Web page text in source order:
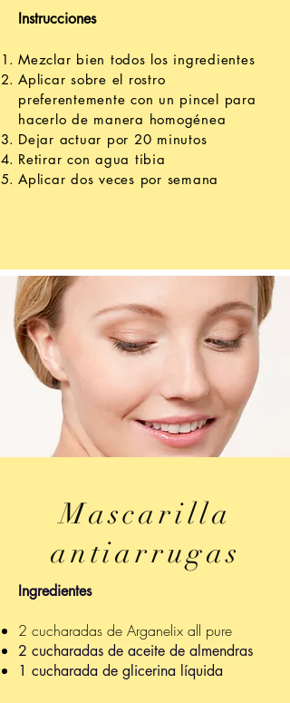
Instrucciones
Mezclar bien todos los ingredientes
Aplicar sobre el rostro
preferentemente con un pincel para
hacerlo de manera homogénea
Dejar actuar por 20 minutos
Retirar con agua tibia
Aplicar dos veces por semana
Mascarilla
antiarrugas
Ingredientes
2 cucharadas de Arganelix all pure
2 cucharadas de aceite de almendras
1 cucharada de glicerina líquida